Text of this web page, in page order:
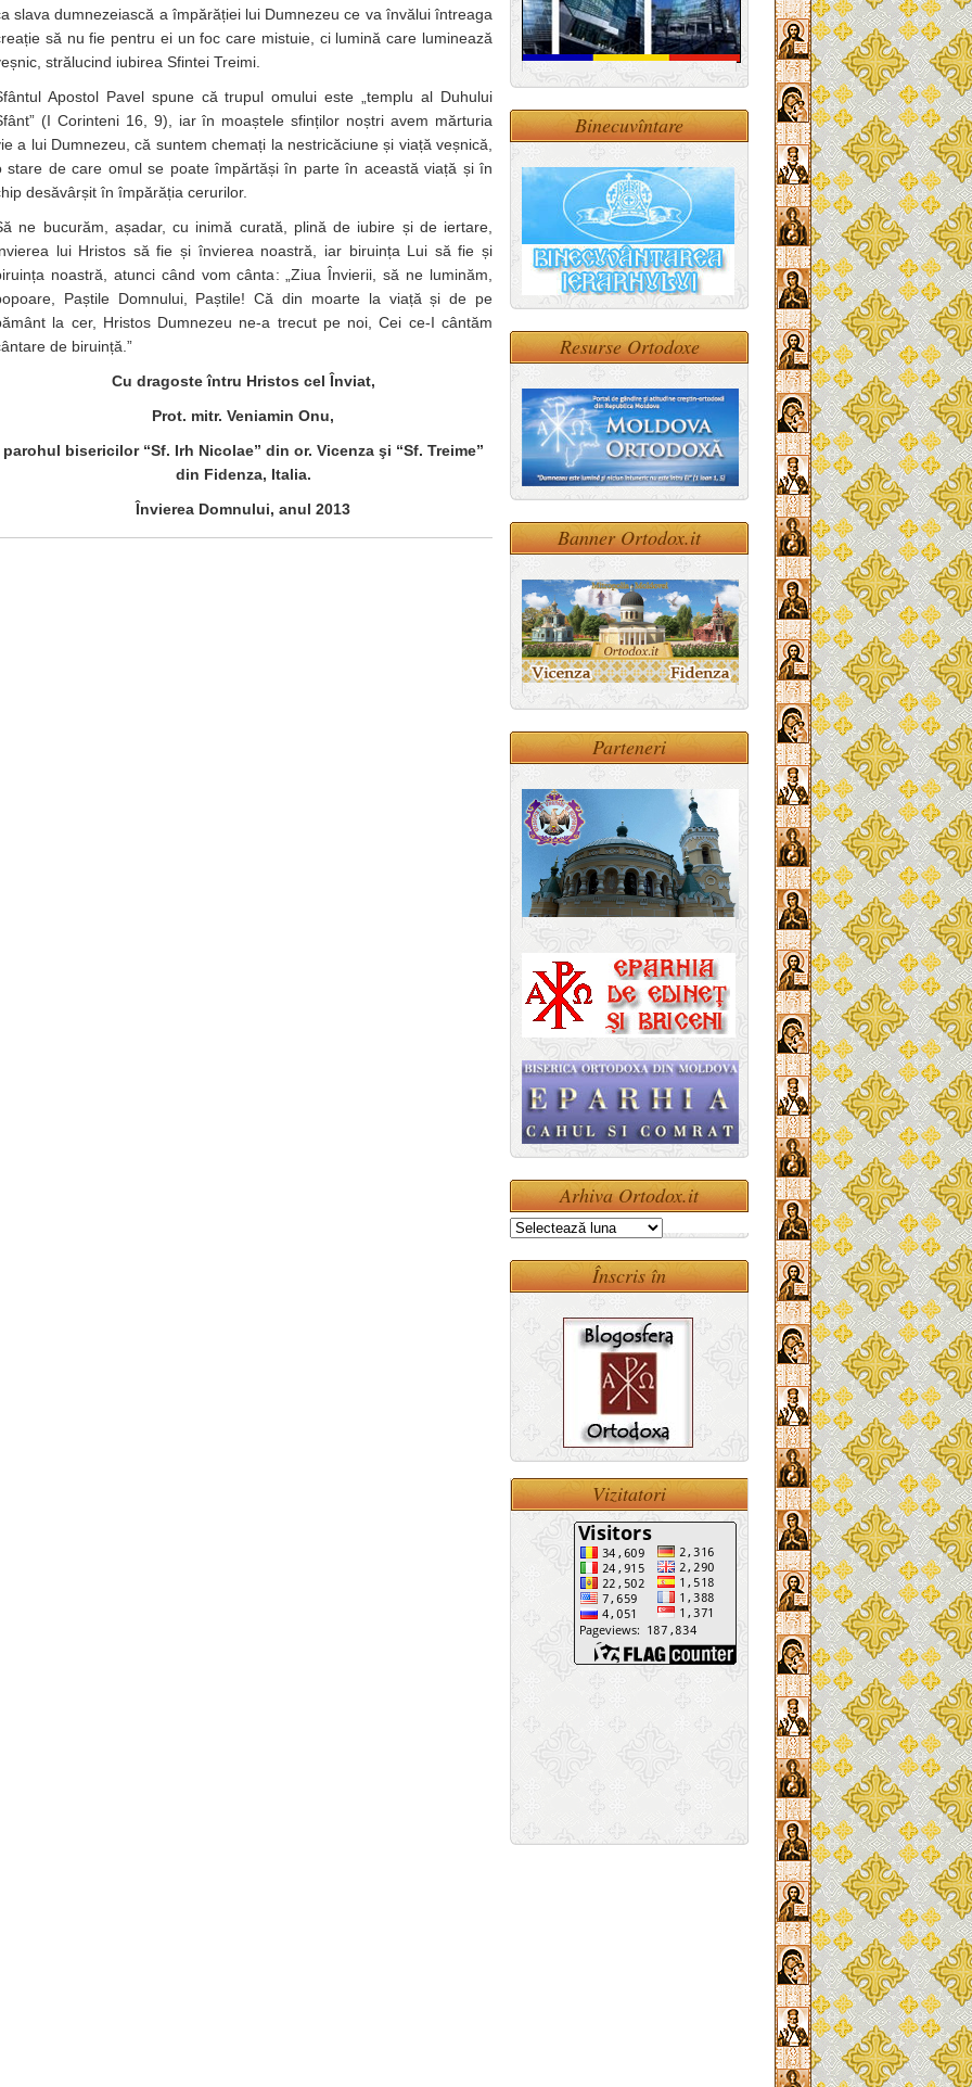
slava dumnezeiască a împărăției lui Dumnezeu ce va învălui întreaga
să nu fie pentru ei un foc care mistuie, ci lumină care luminează
strălucind iubirea Sfintei Treimi.
Apostol Pavel spune că trupul omului este „templu al Duhului
(I Corinteni 16, 9), iar în moaștele sfinților noștri avem mărturia
a lui Dumnezeu, că suntem chemați la nestricăciune și viață veșnică,
stare de care omul se poate împărtăși în parte în această viață și în
desăvârșit în împărăția cerurilor.
ne bucurăm, așadar, cu inimă curată, plină de iubire și de iertare,
lui Hristos să fie și învierea noastră, iar biruința Lui să fie și
noastră, atunci când vom cânta: „Ziua Învierii, să ne luminăm,
Paștile Domnului, Paștile! Că din moarte la viață și de pe
la cer, Hristos Dumnezeu ne-a trecut pe noi, Cei ce-I cântăm
de biruință.”
Cu dragoste întru Hristos cel Înviat,
Prot. mitr. Veniamin Onu,
parohul bisericilor “Sf. Irh Nicolae” din or. Vicenza şi “Sf. Treime”
din Fidenza, Italia.
Învierea Domnului, anul 2013
Binecuvîntare
Resurse Ortodoxe
Banner Ortodox.it
Parteneri
Arhiva Ortodox.it
Arhiva
Ortodox.it
Înscris în
Vizitatori